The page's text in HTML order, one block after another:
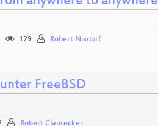
129 Robert Nixdorf
FreeBSD
Robert Clausecker